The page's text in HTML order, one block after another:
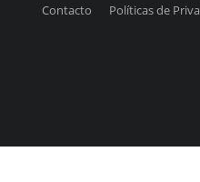
Contacto Políticas de